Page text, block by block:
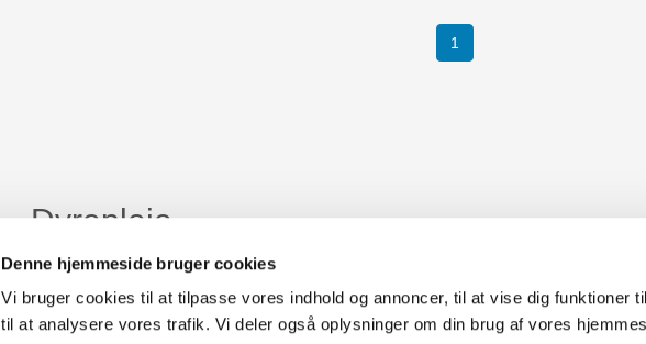
Denne hjemmeside bruger cookies
Vi bruger cookies til at tilpasse vores indhold og annoncer, til at vise dig funktioner
til at analysere vores trafik. Vi deler også oplysninger om din brug af vores
1
Dyrepleje
Dyrepleje og velværd for dine kæledyr.
Føniks Computer Aarhus Generelle henvendelser: